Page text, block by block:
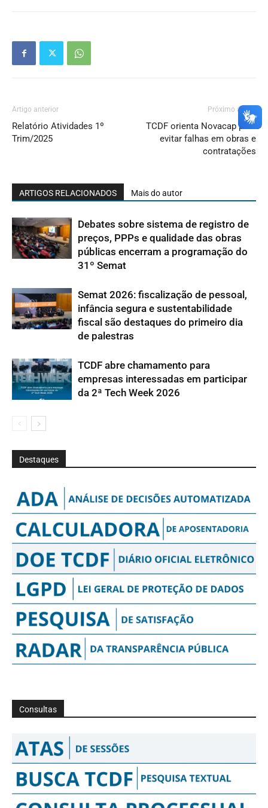
Artigo anterior
Relatório Atividades 1º
Trim/2025
Próximo artigo
TCDF orienta Novacap para
evitar falhas em obras e
contratações
ARTIGOS RELACIONADOS Mais do autor
Debates sobre sistema de registro de
preços, PPPs e qualidade das obras
públicas encerram a programação do
31º Semat
Semat 2026: fiscalização de pessoal,
infância segura e sustentabilidade
fiscal são destaques do primeiro dia
de palestras
TCDF abre chamamento para
empresas interessadas em participar
da 2ª Tech Week 2026
Destaques
Consultas